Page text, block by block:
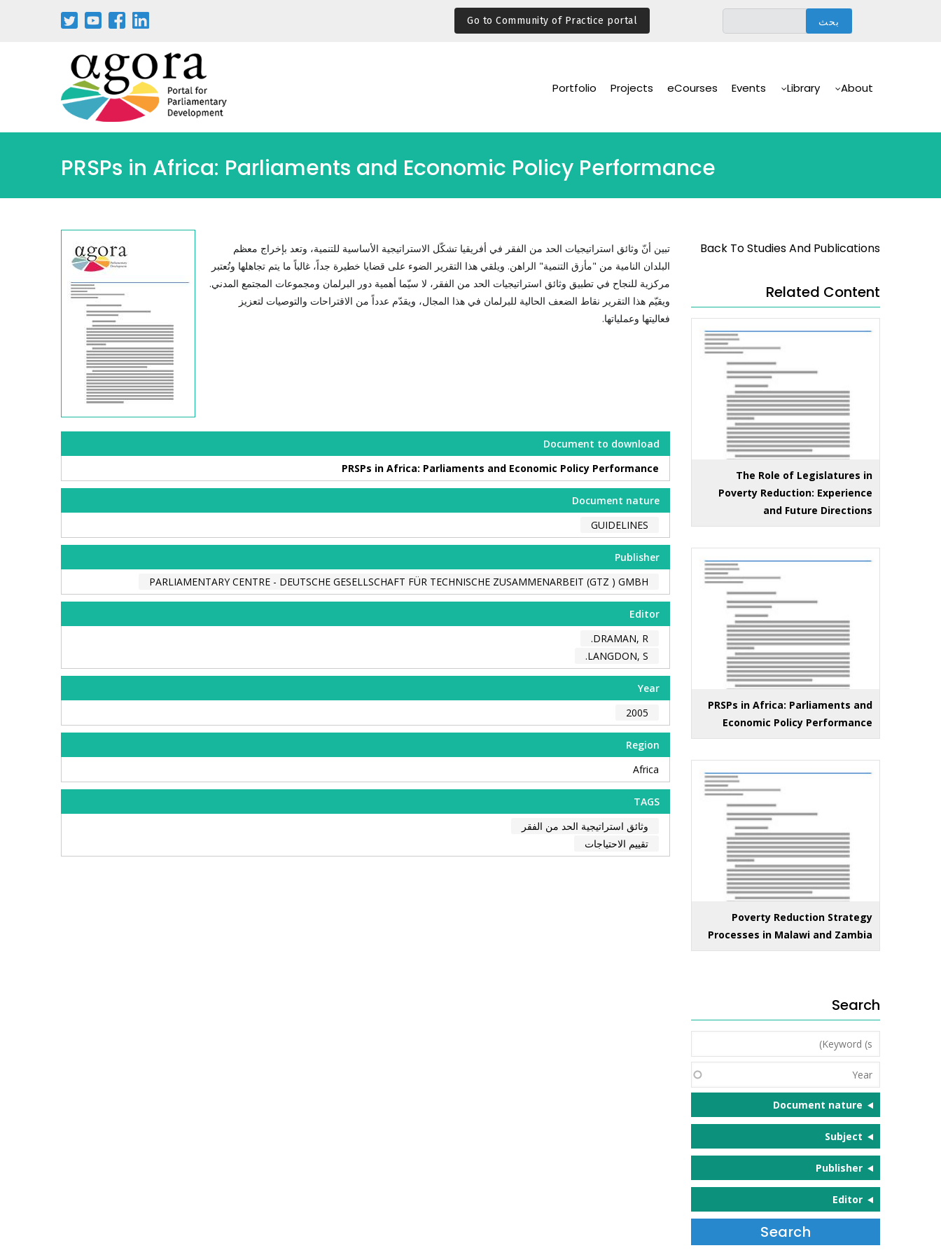
Go to Community of Practice portal
Navigation
About
Library
Events
eCourses
Projects
Portfolio
PRSPs in Africa: Parliaments and Economic Policy Performance
تبين أنّ وثائق استراتيجيات الحد من الفقر في أفريقيا تشكّل الاستراتيجية الأساسية للتنمية، وتعد بإخراج معظم
البلدان النامية من "مأزق التنمية" الراهن. ويلقي هذا التقرير الضوء على قضايا خطيرة جداً، غالباً ما يتم تجاهلها وتُعتبر
مركزية للنجاح في تطبيق وثائق استراتيجيات الحد من الفقر، لا سيّما أهمية دور البرلمان ومجموعات المجتمع المدني.
ويقيّم هذا التقرير نقاط الضعف الحالية للبرلمان في هذا المجال، ويقدّم عدداً من الاقتراحات والتوصيات لتعزيز
فعاليتها وعملياتها.
Document to download
PRSPs in Africa: Parliaments and Economic Policy Performance
Document nature
GUIDELINES
Publisher
PARLIAMENTARY CENTRE - DEUTSCHE GESELLSCHAFT FÜR TECHNISCHE ZUSAMMENARBEIT (GTZ ) GMBH
Editor
DRAMAN, R.
LANGDON, S.
Year
2005
Region
Africa
TAGS
وثائق استراتيجية الحد من الفقر
تقييم الاحتياجات
Back To Studies And Publications
Related Content
The Role of Legislatures in
Poverty Reduction: Experience
and Future Directions
PRSPs in Africa: Parliaments and
Economic Policy Performance
Poverty Reduction Strategy
Processes in Malawi and Zambia
Search
Keyword
(s)
Year
Document nature
Subject
Publisher
Editor